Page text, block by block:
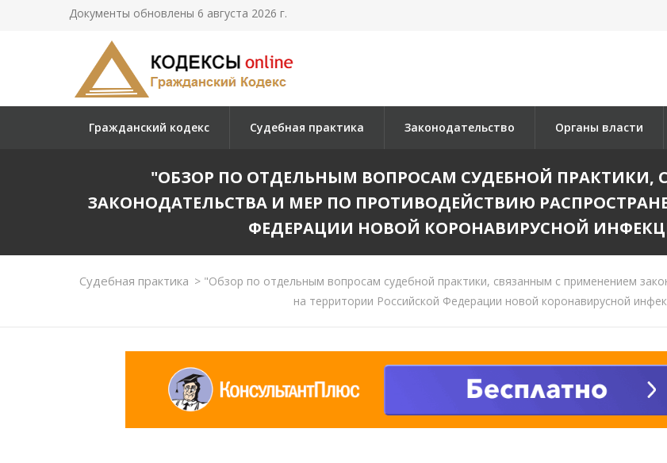
Документы обновлены 6 августа 2026 г.
Гражданский кодекс Судебная практика Законодательство Органы власти
"ОБЗОР ПО ОТДЕЛЬНЫМ ВОПРОСАМ СУДЕБНОЙ ПРАКТИКИ,
ЗАКОНОДАТЕЛЬСТВА И МЕР ПО ПРОТИВОДЕЙСТВИЮ
ФЕДЕРАЦИИ НОВОЙ КОРОНАВИРУСНОЙ
Судебная практика > "Обзор по отдельным вопросам судебной практики, связанным с применением
на территории Российской Федерации новой коронавирусной